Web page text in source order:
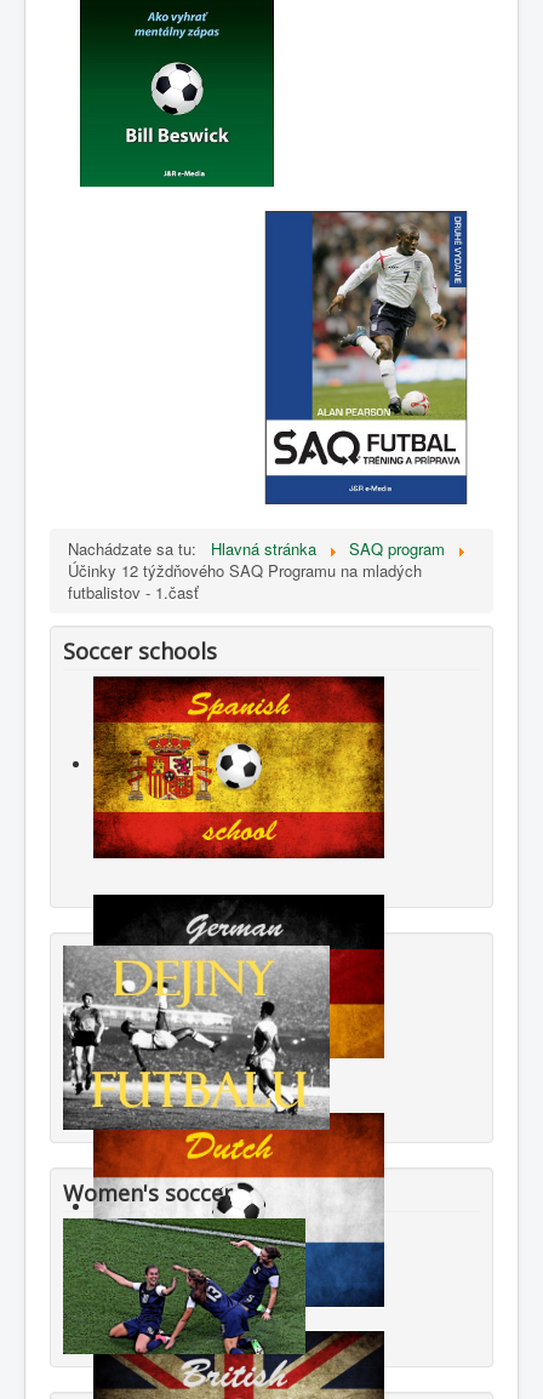
Nachádzate sa tu: Hlavná stránka
SAQ program
Účinky 12 týždňového SAQ Programu na mladých
futbalistov - 1.časť
Soccer schools
Women's soccer